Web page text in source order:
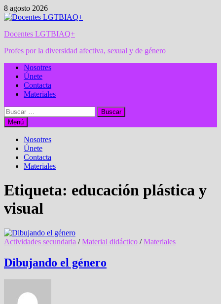
Saltar
al
8 agosto 2026
Docentes LGTBIAQ+
Profes por la diversidad afectiva, sexual y de género
Nosotres
Únete
Contacta
Materiales
Buscar:
Menú
Nosotres
Únete
Contacta
Materiales
Etiqueta: educación plástica y
visual
Actividades secundaria /Material didáctico /Materiales
Dibujando el género